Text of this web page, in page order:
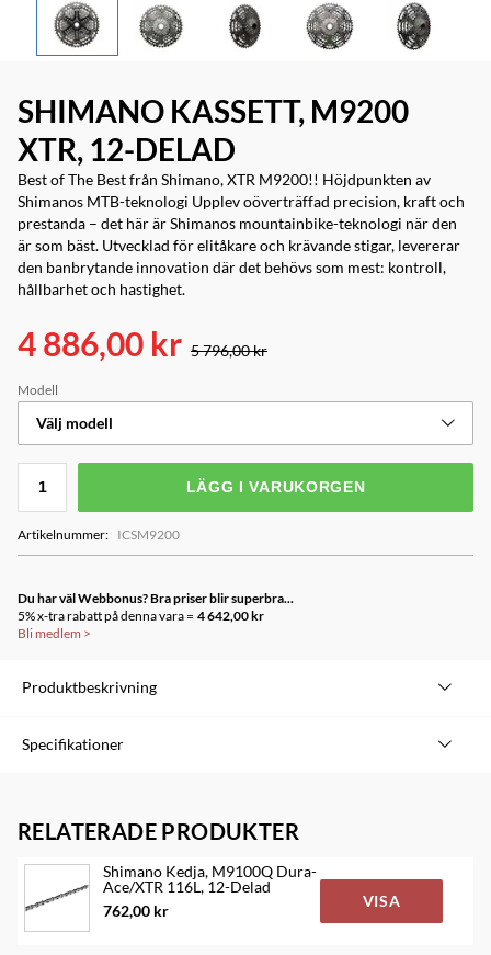
SHIMANO KASSETT, M9200
XTR, 12-DELAD
Best of The Best från Shimano, XTR M9200!! Höjdpunkten av
Shimanos MTB-teknologi Upplev oöverträffad precision, kraft och
prestanda – det här är Shimanos mountainbike-teknologi när den
är som bäst. Utvecklad för elitåkare och krävande stigar, levererar
den banbrytande innovation där det behövs som mest: kontroll,
hållbarhet och hastighet.
4 886,00 kr 5 796,00 kr
Modell
Välj modell
LÄGG I VARUKORGEN
Artikelnummer: ICSM9200
Du har väl Webbonus? Bra priser blir superbra...
5% x-tra rabatt på denna vara = 4 642,00 kr
Bli medlem >
Produktbeskrivning
växlingsteknologi för HYPERGLIDE+. Nyutformade tänder för
pålitligt. Den är också kompatibel med MICRO SPLINE och
uppbyggd med kugghjul tillverkade av stål, titan och
aluminium för att optimera vikt och slitstyrka.
Specifikationer
Modell
CS-M9200-12
Modellgrupp XTR M9200-12
Body
Microspline
Växlar
RELATERADE PRODUKTER
Shimano Kedja, M9100Q Dura-
Ace/XTR 116L, 12-Delad
762,00 kr
VISA